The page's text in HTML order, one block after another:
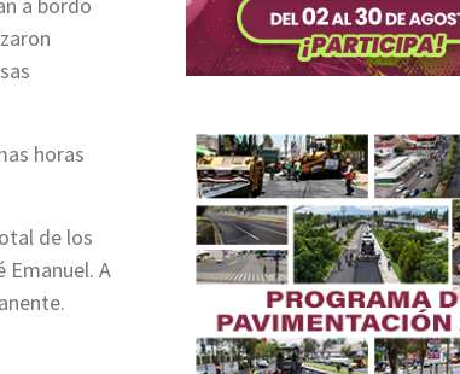
a bordo
horas
de los
Emanuel. A